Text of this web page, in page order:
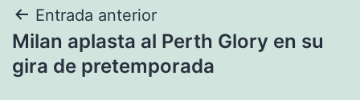
Navegación
de
Entrada anterior
Milan aplasta al Perth Glory en su
gira de pretemporada